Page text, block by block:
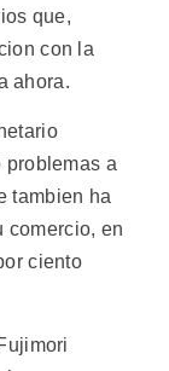
que,
con la
ahora.
problemas a
tambien ha
comercio, en
ciento